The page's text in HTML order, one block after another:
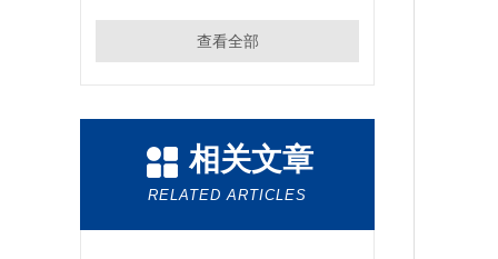
查看全部
相关文章
RELATED ARTICLES